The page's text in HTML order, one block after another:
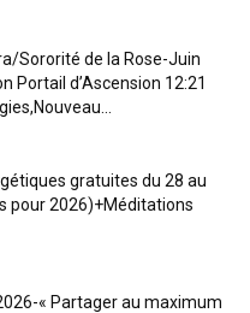
Sororité de la Rose-Juin
Portail d’Ascension 12:21
gratuites du 28 au
pour 2026)+Méditations
« Partager au maximum